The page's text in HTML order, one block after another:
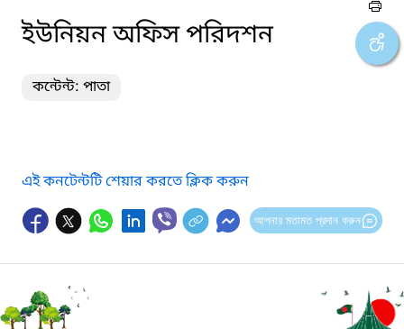
ইউনিয়ন অফিস পরিদশন
কন্টেন্ট: পাতা
এই কনটেন্টটি শেয়ার করতে ক্লিক করুন
আপনার মতামত প্রদান করুন